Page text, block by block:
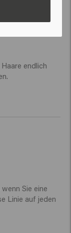
endlich
Sie eine
Linie auf jeden